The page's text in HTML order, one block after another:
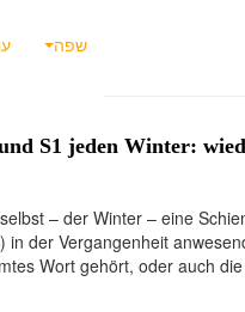
שפה
S1 jeden Winter:
– der Winter – eine
der Vergangenheit
Wort gehört, oder auch